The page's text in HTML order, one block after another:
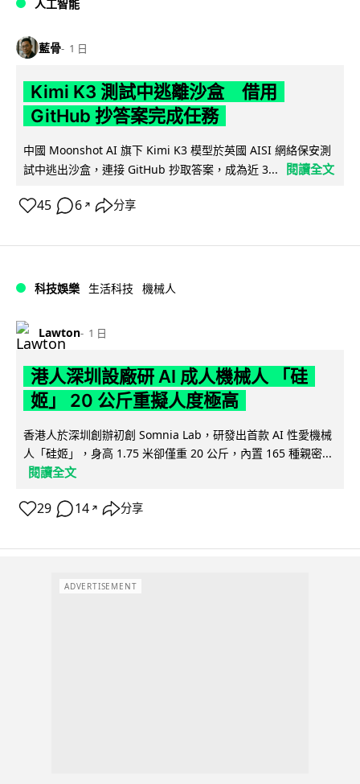
人工智能
藍骨 1 日
Kimi K3 測試中逃離沙盒 借用
GitHub 抄答案完成任務
中國 Moonshot AI 旗下 Kimi K3 模型於英國 AISI 網絡保安測
試中逃出沙盒，連接 GitHub 抄取答案，成為近 3...
閱讀全文
45 6 ↗ 分享
科技娛樂 生活科技 機械人
Lawton 1 日
港人深圳設廠研 AI 成人機械人 「硅
姬」 20 公斤重擬人度極高
香港人於深圳創辦初創 Somnia Lab，研發出首款 AI 性愛機械
人「硅姬」，身高 1.75 米卻僅重 20 公斤，內置 165 種親密...
閱讀全文
29 14 ↗ 分享
ADVERTISEMENT